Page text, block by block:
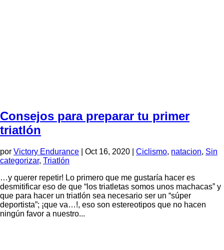
Consejos para preparar tu primer
triatlón
por Victory Endurance Oct 16, 2020 Ciclismo, natacion, Sin
categorizar, Triatlón
…y querer repetir! Lo primero que me gustaría hacer es
desmitificar eso de que “los triatletas somos unos machacas” y
que para hacer un triatlón sea necesario ser un “súper
deportista”; ¡que va…!, eso son estereotipos que no hacen
ningún favor a nuestro...